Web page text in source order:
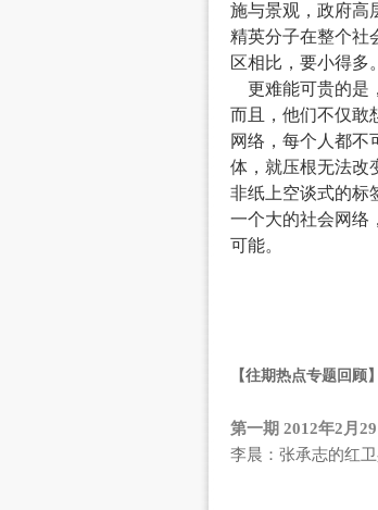
施与景观，政府高
精英分子在整个社
区相比，要小得多。
更难能可贵的是
而且，他们不仅敢
网络，每个人都不
体，就压根无法改
非纸上空谈式的标
一个大的社会网络
可能。
【往期热点专题回顾】
第一期 2012年2月29
李晨：张承志的红